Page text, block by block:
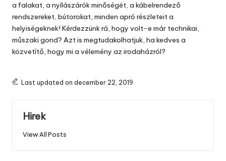
a falakat, a nyílászárók minőségét, a kábelrendező
rendszereket, bútorokat, minden apró részleteit a
helyiségeknek! Kérdezzünk rá, hogy volt-e már technikai,
műszaki gond? Azt is megtudakolhatjuk, ha kedves a
közvetítő, hogy mi a vélemény az irodaházról?
Last updated on december 22, 2019
Hirek
View All Posts